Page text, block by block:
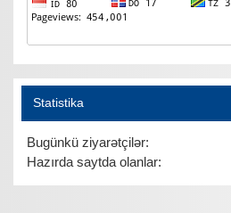
Statistika
Bugünkü ziyarətçilər:
Hazırda saytda olanlar: